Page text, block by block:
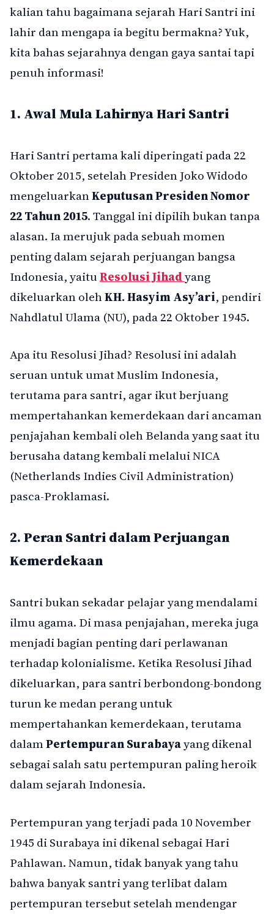
kalian tahu bagaimana sejarah Hari Santri ini
lahir dan mengapa ia begitu bermakna? Yuk,
kita bahas sejarahnya dengan gaya santai tapi
penuh informasi!
1. Awal Mula Lahirnya Hari Santri
Hari Santri pertama kali diperingati pada 22
Oktober 2015, setelah Presiden Joko Widodo
mengeluarkanKeputusan Presiden Nomor
22 Tahun 2015. Tanggal ini dipilih bukan tanpa
alasan. Ia merujuk pada sebuah momen
penting dalam sejarah perjuangan bangsa
Indonesia, yaituResolusi Jihadyang
dikeluarkan olehKH. Hasyim Asy’ari, pendiri
Nahdlatul Ulama (NU), pada 22 Oktober 1945.
Apa itu Resolusi Jihad? Resolusi ini adalah
seruan untuk umat Muslim Indonesia,
terutama para santri, agar ikut berjuang
mempertahankan kemerdekaan dari ancaman
penjajahan kembali oleh Belanda yang saat itu
berusaha datang kembali melalui NICA
(Netherlands Indies Civil Administration)
pasca-Proklamasi.
2. Peran Santri dalam Perjuangan
Kemerdekaan
Santri bukan sekadar pelajar yang mendalami
ilmu agama. Di masa penjajahan, mereka juga
menjadi bagian penting dari perlawanan
terhadap kolonialisme. Ketika Resolusi Jihad
dikeluarkan, para santri berbondong-bondong
turun ke medan perang untuk
mempertahankan kemerdekaan, terutama
dalamPertempuran Surabayayang dikenal
sebagai salah satu pertempuran paling heroik
dalam sejarah Indonesia.
Pertempuran yang terjadi pada 10 November
1945 di Surabaya ini dikenal sebagai Hari
Pahlawan. Namun, tidak banyak yang tahu
bahwa banyak santri yang terlibat dalam
pertempuran tersebut setelah mendengar